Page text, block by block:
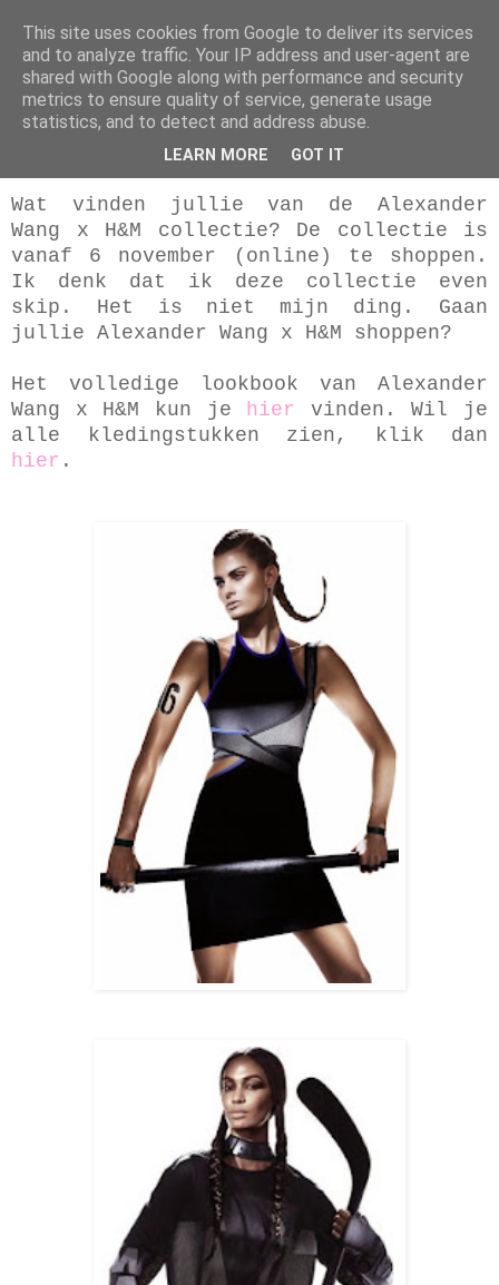
My Scrambled Style
17.10.14
Alexander Wang x H&M
Wat vinden jullie van de Alexander
Wang x H&M collectie? De collectie is
vanaf 6 november (online) te shoppen.
Ik denk dat ik deze collectie even
skip. Het is niet mijn ding. Gaan
jullie Alexander Wang x H&M shoppen?
Het volledige lookbook van Alexander
Wang x H&M kun je
hier
vinden. Wil je
alle kledingstukken zien, klik dan
hier .
This site uses cookies from Google to deliver its services
and to analyze traffic. Your IP address and user-agent are
shared with Google along with performance and security
metrics to ensure quality of service, generate usage
statistics, and to detect and address abuse.
LEARN MORE GOT IT